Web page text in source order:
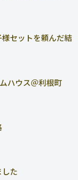
セットを頼んだ結
ハウス＠利根町
た